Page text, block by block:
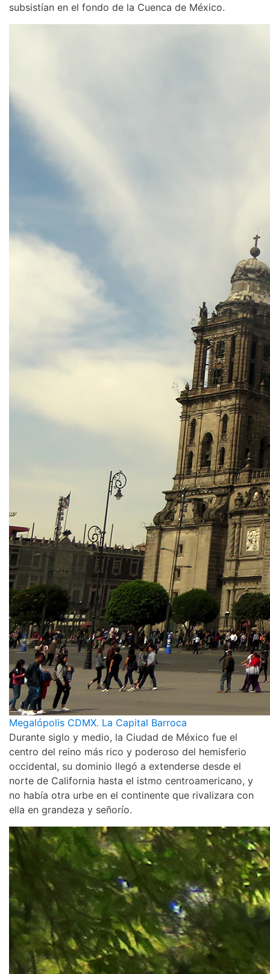
subsistían en el fondo de la Cuenca de México.
Megalópolis CDMX. La Capital Barroca
Durante siglo y medio, la Ciudad de México fue el
centro del reino más rico y poderoso del hemisferio
occidental, su dominio llegó a extenderse desde el
norte de California hasta el istmo centroamericano, y
no había otra urbe en el continente que rivalizara con
ella en grandeza y señorío.